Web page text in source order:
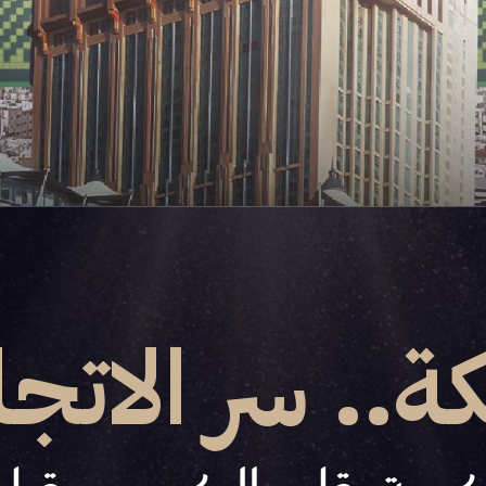
سر